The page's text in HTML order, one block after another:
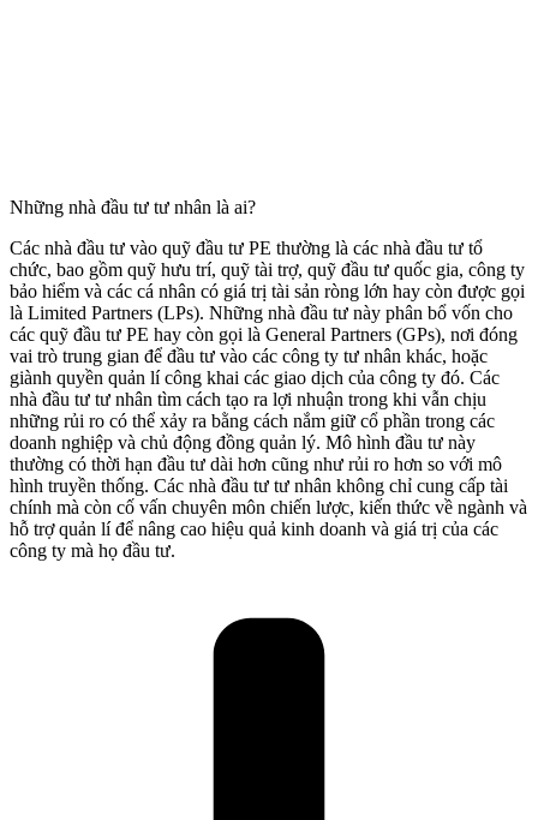
Những nhà đầu tư tư nhân là ai?
Các nhà đầu tư vào quỹ đầu tư PE thường là các nhà đầu tư tổ
chức, bao gồm quỹ hưu trí, quỹ tài trợ, quỹ đầu tư quốc gia, công ty
bảo hiểm và các cá nhân có giá trị tài sản ròng lớn hay còn được gọi
là Limited Partners (LPs). Những nhà đầu tư này phân bổ vốn cho
các quỹ đầu tư PE hay còn gọi là General Partners (GPs), nơi đóng
vai trò trung gian để đầu tư vào các công ty tư nhân khác, hoặc
giành quyền quản lí công khai các giao dịch của công ty đó. Các
nhà đầu tư tư nhân tìm cách tạo ra lợi nhuận trong khi vẫn chịu
những rủi ro có thể xảy ra bằng cách nắm giữ cổ phần trong các
doanh nghiệp và chủ động đồng quản lý. Mô hình đầu tư này
thường có thời hạn đầu tư dài hơn cũng như rủi ro hơn so với mô
hình truyền thống. Các nhà đầu tư tư nhân không chỉ cung cấp tài
chính mà còn cố vấn chuyên môn chiến lược, kiến thức về ngành và
hỗ trợ quản lí để nâng cao hiệu quả kinh doanh và giá trị của các
công ty mà họ đầu tư.